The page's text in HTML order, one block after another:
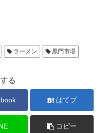
ラーメン 黒門市場
る
はてブ
コピー